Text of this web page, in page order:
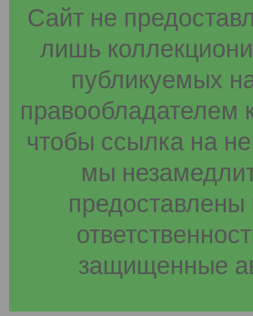
Сайт не
лишь
публикуемых
правообладателем
чтобы ссылка на
мы
защищенные